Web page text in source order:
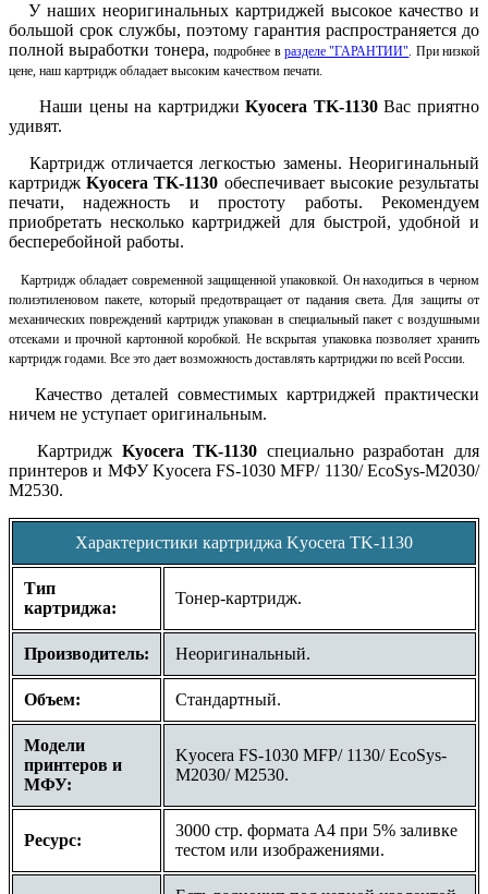
У наших неоригинальных картриджей высокое качество и
большой срок службы, поэтому гарантия распространяется до
полной выработки тонера,подробнее в разделе "ГАРАНТИИ". При низкой
цене, наш картридж обладает высоким качеством печати.
Наши цены на картриджи Kyocera TK-1130Вас приятно
удивят.
Картридж отличается легкостью замены. Неоригинальный
картриджKyocera TK-1130 обеспечивает высокие результаты
печати, надежность и простоту работы. Рекомендуем
приобретать несколько картриджей для быстрой, удобной и
бесперебойной работы.
Картридж обладает современной защищенной упаковкой. Он находиться в черном
полиэтиленовом пакете, который предотвращает от падания света. Для защиты от
механических повреждений картридж упакован в специальный пакет с воздушными
отсеками и прочной картонной коробкой. Не вскрытая упаковка позволяет хранить
картридж годами. Все это дает возможность доставлять картриджи по всей России.
Качество деталей совместимых картриджей практически
ничем не уступает оригинальным.
Картридж Kyocera TK-1130 специально разработан для
принтеров и МФУKyocera FS-1030 MFP/ 1130/ EcoSys-M2030/
M2530.
Характеристики картриджа Kyocera TK-1130
Тип
картриджа:
Тонер-картридж.
Производитель: Неоригинальный.
Объем: Стандартный.
Модели
принтеров и
МФУ:
Kyocera FS-1030 MFP/ 1130/ EcoSys-
M2030/ M2530.
Ресурс:
3000 стр. формата A4 при 5% заливке
тестом или изображениями.